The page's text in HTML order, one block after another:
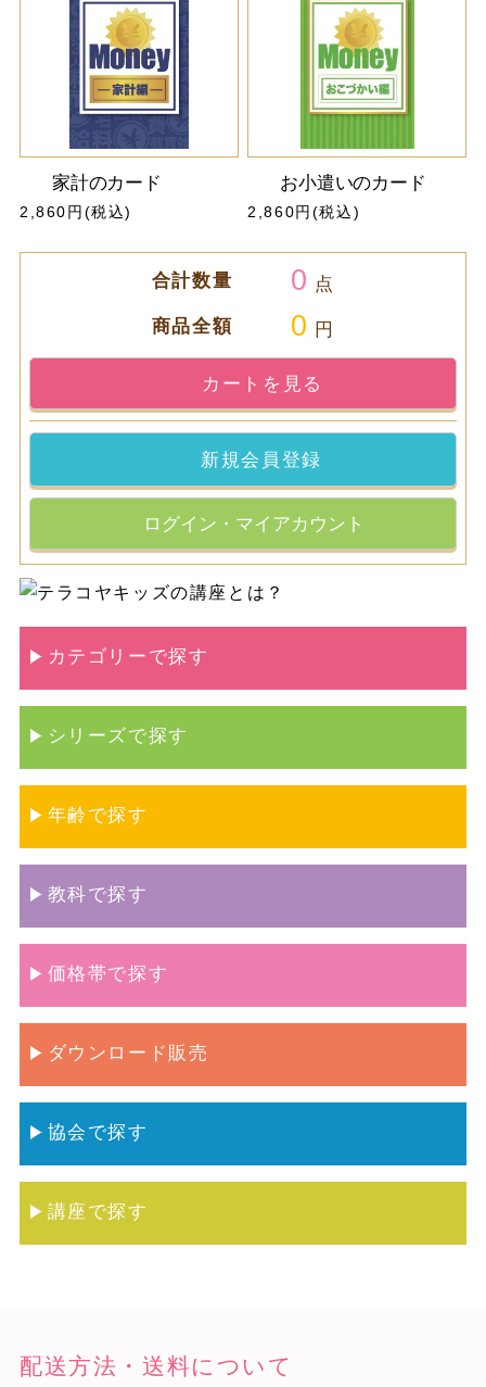
家計のカード
2,860円(税込)
お小遣いのカード
2,860円(税込)
合計数量 0 点
商品全額 0 円
カートを見る
新規会員登録
ログイン・マイアカウント
カテゴリーで探す
シリーズで探す
年齢で探す
教科で探す
価格帯で探す
ダウンロード販売
協会で探す
講座で探す
配送方法・送料について